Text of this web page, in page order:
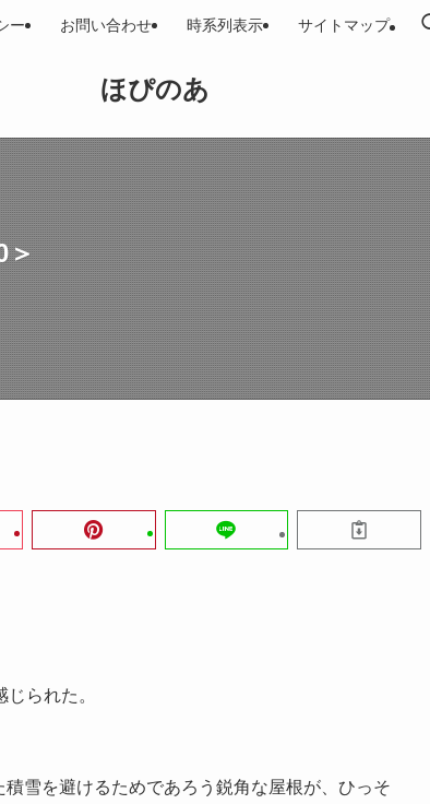
ほぴのあ
ー お問い合わせ 時系列表示 サイトマップ
＞
られた。
雪を避けるためであろう鋭角な屋根が、ひっそ